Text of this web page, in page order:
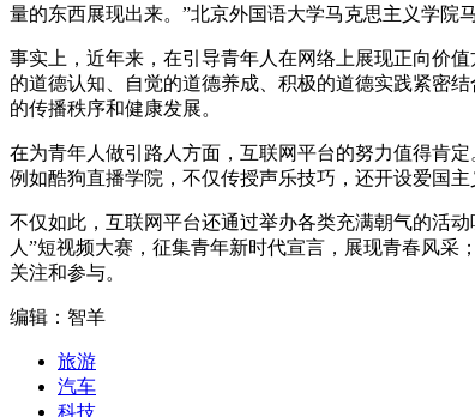
量的东西展现出来。”北京外国语大学马克思主义学院
事实上，近年来，在引导青年人在网络上展现正向价
的道德认知、自觉的道德养成、积极的道德实践紧密
的传播秩序和健康发展。
在为青年人做引路人方面，互联网平台的努力值得肯
例如酷狗直播学院，不仅传授声乐技巧，还开设爱国
不仅如此，互联网平台还通过举办各类充满朝气的活
人”短视频大赛，征集青年新时代宣言，展现青春风
关注和参与。
编辑：智羊
旅游
汽车
科技